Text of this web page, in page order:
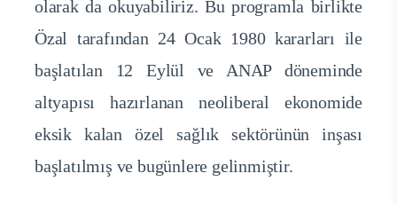
olarak da okuyabiliriz. Bu programla birlikte
Özal tarafından 24 Ocak 1980 kararları ile
başlatılan 12 Eylül ve ANAP döneminde
altyapısı hazırlanan neoliberal ekonomide
eksik kalan özel sağlık sektörünün inşası
başlatılmış ve bugünlere gelinmiştir.